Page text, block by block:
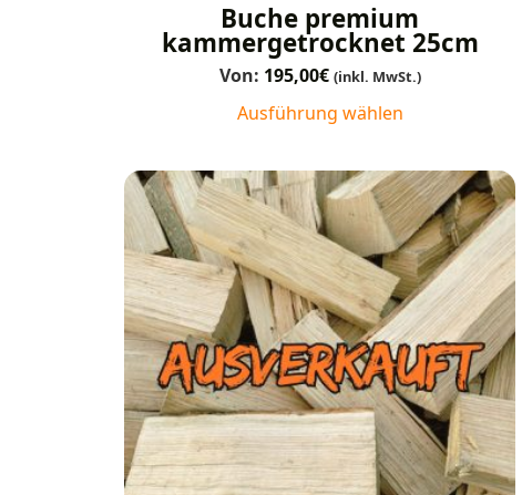
Buche premium
kammergetrocknet 25cm
Von: 195,00€ (inkl. MwSt.)
Ausführung wählen